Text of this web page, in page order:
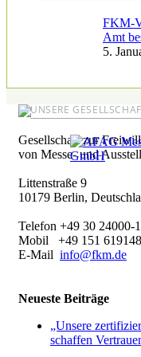
FKM-
Amt
5.
UNSERE
Gesellschaft zur
von Messe- und
Littenstraße 9
10179 Berlin,
Telefon +49 30 24000-
Mobil +49 151
E-Mail info@fkm.de
Neueste Beiträge
„Unsere
schaffen